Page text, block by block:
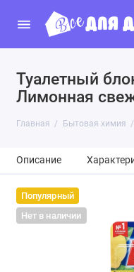
Туалетный
Лимонная
Главная Бытовая химия
Описание
Популярный
Нет в наличии